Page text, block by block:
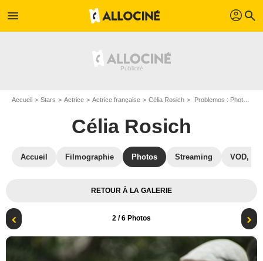
menu profil search
Accueil Stars Actrice Actrice française Célia Rosich Problemos : Photo Célia Rosich, Eric Judor
Célia Rosich
Accueil Filmographie Photos Streaming VOD,
RETOUR À LA GALERIE
2 / 6 Photos